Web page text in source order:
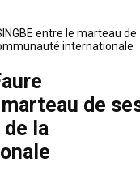
entre le marteau de
internationale
de
la